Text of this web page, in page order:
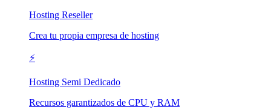
Hosting Reseller
Crea tu propia empresa de hosting
⚡
Hosting Semi Dedicado
Recursos garantizados de CPU y RAM